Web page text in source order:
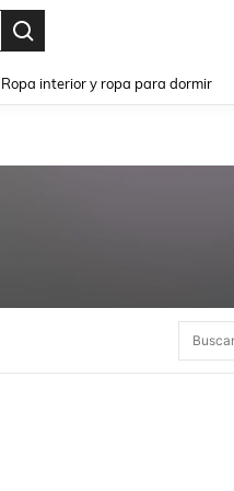
Ropa interior y ropa para dormir